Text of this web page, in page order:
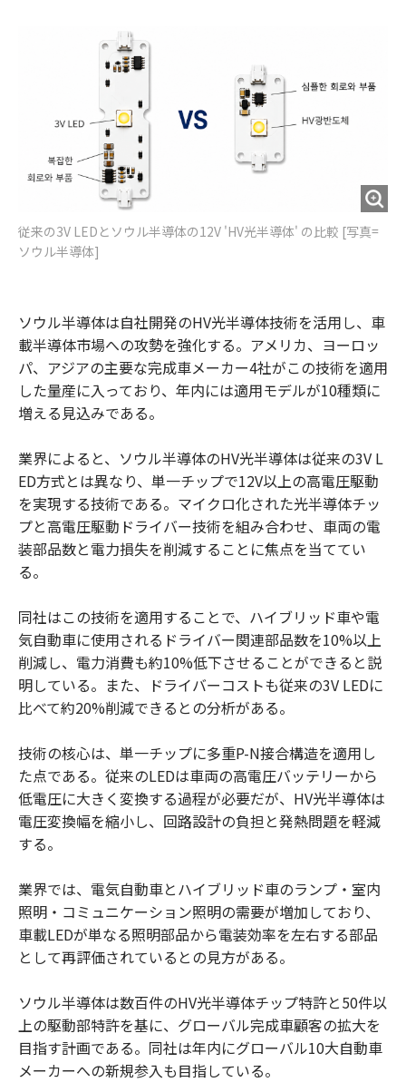
従来の3V LEDとソウル半導体の12V 'HV光半導体' の比較 [写真=
ソウル半導体]
ソウル半導体は自社開発のHV光半導体技術を活用し、車
載半導体市場への攻勢を強化する。アメリカ、ヨーロッ
パ、アジアの主要な完成車メーカー4社がこの技術を適用
した量産に入っており、年内には適用モデルが10種類に
増える見込みである。
業界によると、ソウル半導体のHV光半導体は従来の3V L
ED方式とは異なり、単一チップで12V以上の高電圧駆動
を実現する技術である。マイクロ化された光半導体チッ
プと高電圧駆動ドライバー技術を組み合わせ、車両の電
装部品数と電力損失を削減することに焦点を当ててい
る。
同社はこの技術を適用することで、ハイブリッド車や電
気自動車に使用されるドライバー関連部品数を10%以上
削減し、電力消費も約10%低下させることができると説
明している。また、ドライバーコストも従来の3V LEDに
比べて約20%削減できるとの分析がある。
技術の核心は、単一チップに多重P-N接合構造を適用し
た点である。従来のLEDは車両の高電圧バッテリーから
低電圧に大きく変換する過程が必要だが、HV光半導体は
電圧変換幅を縮小し、回路設計の負担と発熱問題を軽減
する。
業界では、電気自動車とハイブリッド車のランプ・室内
照明・コミュニケーション照明の需要が増加しており、
車載LEDが単なる照明部品から電装効率を左右する部品
として再評価されているとの見方がある。
ソウル半導体は数百件のHV光半導体チップ特許と50件以
上の駆動部特許を基に、グローバル完成車顧客の拡大を
目指す計画である。同社は年内にグローバル10大自動車
メーカーへの新規参入も目指している。